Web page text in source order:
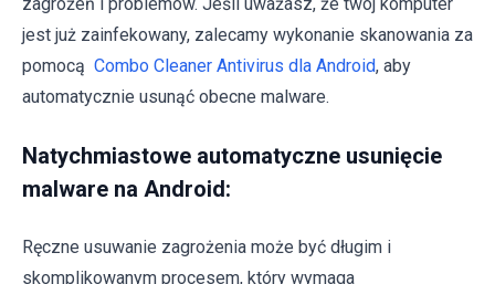
jest już zainfekowany, zalecamy wykonanie skanowania za
pomocą Combo Cleaner Antivirus dla Android, aby
automatycznie usunąć obecne malware.
Natychmiastowe automatyczne usunięcie
malware na Android:
Ręczne usuwanie zagrożenia może być długim i
skomplikowanym procesem, który wymaga